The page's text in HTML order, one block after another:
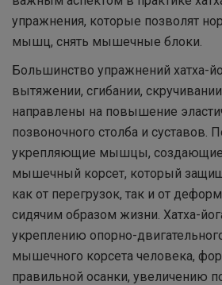
упражнения, которые позволят
мышц, снять мышечные блоки.
Большинство упражнений хатха-
вытяжении, сгибании,
направлены на повышение
позвоночного столба и суставов.
укрепляющие мышцы,
мышечный корсет, который
как от перегрузок, так и от
сидячим образом жизни. Хатха-
укреплению опорно-
мышечного корсета человека,
правильной осанки, увеличению